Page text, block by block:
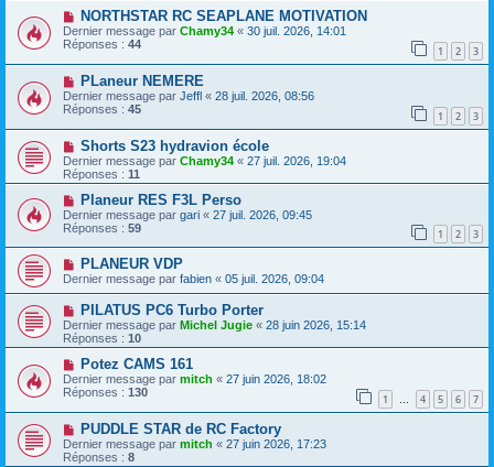
NORTHSTAR RC SEAPLANE MOTIVATION
Dernier message par Chamy34 « 30 juil. 2026, 14:01
Réponses : 44 1 2 3
PLaneur NEMERE
Dernier message par Jeffl « 28 juil. 2026, 08:56
Réponses : 45 1 2 3
Shorts S23 hydravion école
Dernier message par Chamy34 « 27 juil. 2026, 19:04
Réponses : 11
Planeur RES F3L Perso
Dernier message par gari « 27 juil. 2026, 09:45
Réponses : 59 1 2 3
PLANEUR VDP
Dernier message par fabien « 05 juil. 2026, 09:04
PILATUS PC6 Turbo Porter
Dernier message par Michel Jugie « 28 juin 2026, 15:14
Réponses : 10
Potez CAMS 161
Dernier message par mitch « 27 juin 2026, 18:02
Réponses : 130 1 … 4 5 6 7
PUDDLE STAR de RC Factory
Dernier message par mitch « 27 juin 2026, 17:23
Réponses : 8